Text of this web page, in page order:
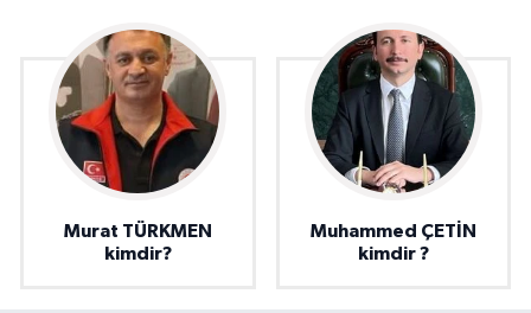
Murat TÜRKMEN
kimdir?
Muhammed ÇETİN
kimdir ?